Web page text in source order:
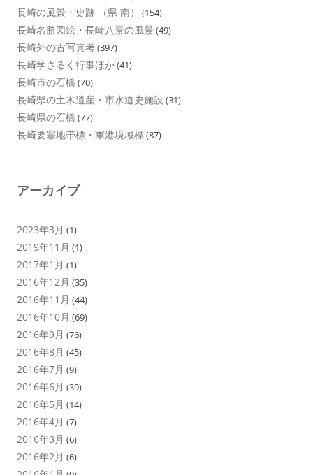
長崎の風景・史跡 （県 南） (154)
長崎名勝図絵・長崎八景の風景 (49)
長崎外の古写真考(397)
長崎学さるく行事ほか(41)
長崎市の石橋 (70)
長崎県の土木遺産・市水道史施設 (31)
長崎県の石橋 (77)
長崎要塞地帯標・軍港境域標(87)
アーカイブ
2023年3月 (1)
2019年11月 (1)
2017年1月 (1)
2016年12月 (35)
2016年11月 (44)
2016年10月 (69)
2016年9月 (76)
2016年8月 (45)
2016年7月 (9)
2016年6月 (39)
2016年5月 (14)
2016年4月 (7)
2016年3月 (6)
2016年2月 (6)